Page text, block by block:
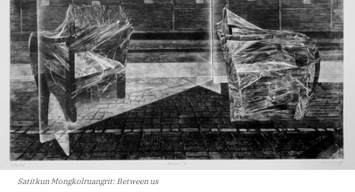
Satitkun Mongkolruangrit: Between us